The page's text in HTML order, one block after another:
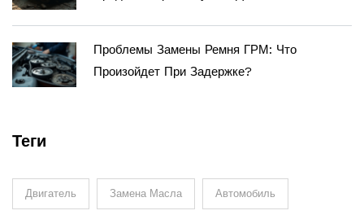
Проблемы Замены Ремня ГРМ: Что
Произойдет При Задержке?
Теги
Двигатель Замена Масла Автомобиль